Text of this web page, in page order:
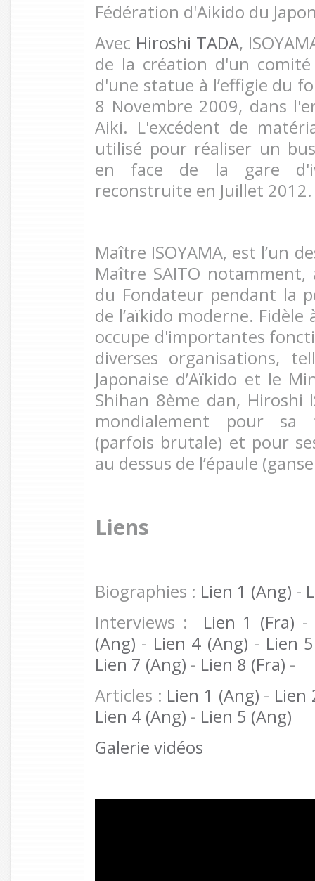
Fédération d'Aikido du
Avec Hiroshi TADA,
de la création d'un
d'une statue à l’effigie du
8 Novembre 2009, dans
Aiki. L'excédent de
utilisé pour réaliser un
en face de la gare
reconstruite en Juillet 2012.
Maître ISOYAMA, est l’un
Maître SAITO
du Fondateur pendant la
de l’aïkido moderne. Fidèle
occupe d'importantes
diverses organisations,
Japonaise d’Aïkido et le
Shihan 8ème dan, Hiroshi
mondialement pour sa
(parfois brutale) et pour
au dessus de l’épaule
Liens
Biographies : Lien 1 (Ang) -
Interviews : Lien 1 (Fra) -
(Ang) - Lien 4 (Ang) - Lien
Lien 7 (Ang) - Lien 8 (Fra) -
Articles : Lien 1 (Ang) - Lien
Lien 4 (Ang) - Lien 5 (Ang)
Galerie vidéos